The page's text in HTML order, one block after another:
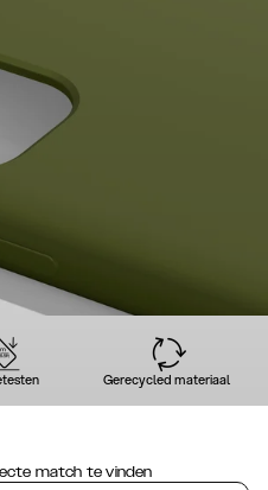
Gerecycled materiaal
match te vinden